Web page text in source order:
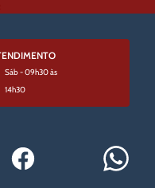
Sáb - 09h30 às
14h30